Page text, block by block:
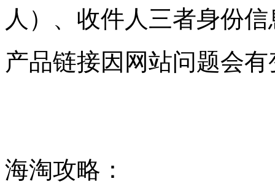
人）、收件人三者身份
产品链接因网站问题会
海淘攻略：